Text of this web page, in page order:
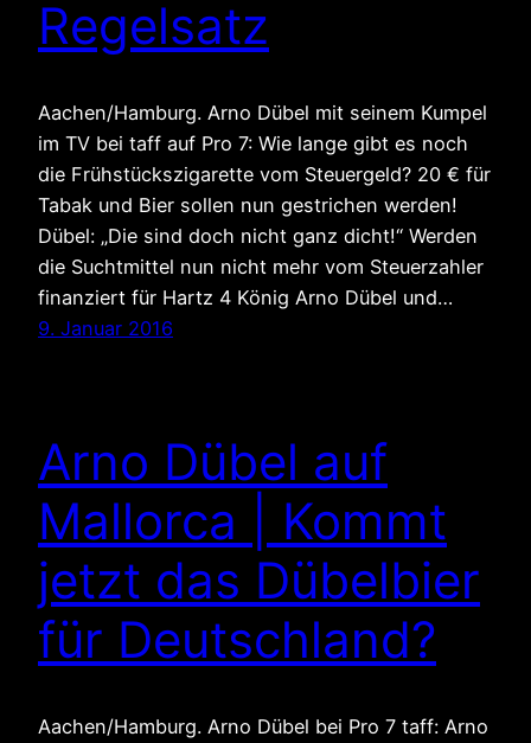
Regelsatz
Aachen/Hamburg. Arno Dübel mit seinem Kumpel
im TV bei taff auf Pro 7: Wie lange gibt es noch
die Frühstückszigarette vom Steuergeld? 20 € für
Tabak und Bier sollen nun gestrichen werden!
Dübel: „Die sind doch nicht ganz dicht!“ Werden
die Suchtmittel nun nicht mehr vom Steuerzahler
finanziert für Hartz 4 König Arno Dübel und…
9. Januar 2016
Arno Dübel auf
Mallorca | Kommt
jetzt das Dübelbier
für Deutschland?
Aachen/Hamburg. Arno Dübel bei Pro 7 taff: Arno